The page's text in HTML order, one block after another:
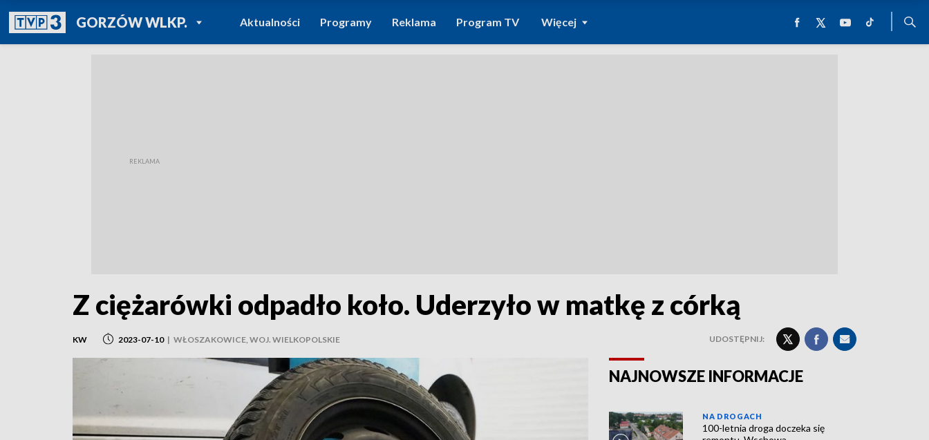
GORZÓW WLKP.POWRÓT DO
TVP REGIONY
Aktualności Programy Reklama Program TV Więcej
Z ciężarówki odpadło koło. Uderzyło w matkę z córką
KW 2023-07-10 | WŁOSZAKOWICE, WOJ. WIELKOPOLSKIE UDOSTĘPNIJ:
NAJNOWSZE INFORMACJE
NA DROGACH
100-letnia droga doczeka się